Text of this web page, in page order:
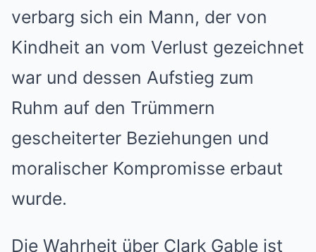
verbarg sich ein Mann, der von
Kindheit an vom Verlust gezeichnet
war und dessen Aufstieg zum
Ruhm auf den Trümmern
gescheiterter Beziehungen und
moralischer Kompromisse erbaut
wurde.
Die Wahrheit über Clark Gable ist